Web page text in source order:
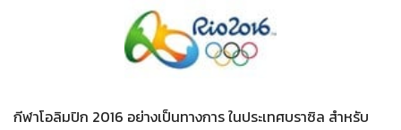
กีฬาโอลิมปิก 2016 อย่างเป็นทางการ ในประเทศบราซิล สำหรับ